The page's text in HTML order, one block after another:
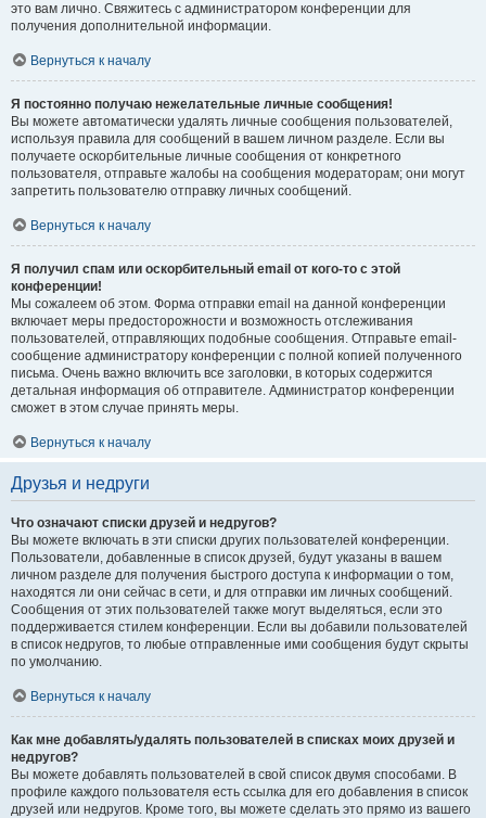
это вам лично. Свяжитесь с администратором конференции для
получения дополнительной информации.
Вернуться к началу
Я постоянно получаю нежелательные личные сообщения!
Вы можете автоматически удалять личные сообщения пользователей,
используя правила для сообщений в вашем личном разделе. Если вы
получаете оскорбительные личные сообщения от конкретного
пользователя, отправьте жалобы на сообщения модераторам; они могут
запретить пользователю отправку личных сообщений.
Вернуться к началу
Я получил спам или оскорбительный email от кого-то с этой
конференции!
Мы сожалеем об этом. Форма отправки email на данной конференции
включает меры предосторожности и возможность отслеживания
пользователей, отправляющих подобные сообщения. Отправьте email-
сообщение администратору конференции с полной копией полученного
письма. Очень важно включить все заголовки, в которых содержится
детальная информация об отправителе. Администратор конференции
сможет в этом случае принять меры.
Вернуться к началу
Друзья и недруги
Что означают списки друзей и недругов?
Вы можете включать в эти списки других пользователей конференции.
Пользователи, добавленные в список друзей, будут указаны в вашем
личном разделе для получения быстрого доступа к информации о том,
находятся ли они сейчас в сети, и для отправки им личных сообщений.
Сообщения от этих пользователей также могут выделяться, если это
поддерживается стилем конференции. Если вы добавили пользователей
в список недругов, то любые отправленные ими сообщения будут скрыты
по умолчанию.
Вернуться к началу
Как мне добавлять/удалять пользователей в списках моих друзей и
недругов?
Вы можете добавлять пользователей в свой список двумя способами. В
профиле каждого пользователя есть ссылка для его добавления в список
друзей или недругов. Кроме того, вы можете сделать это прямо из вашего